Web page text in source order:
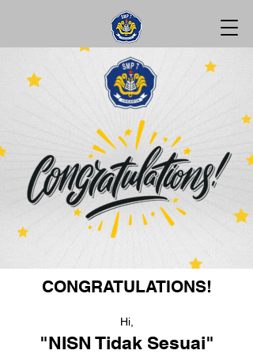
CONGRATULATIONS!
Hi,
"NISN Tidak Sesuai"